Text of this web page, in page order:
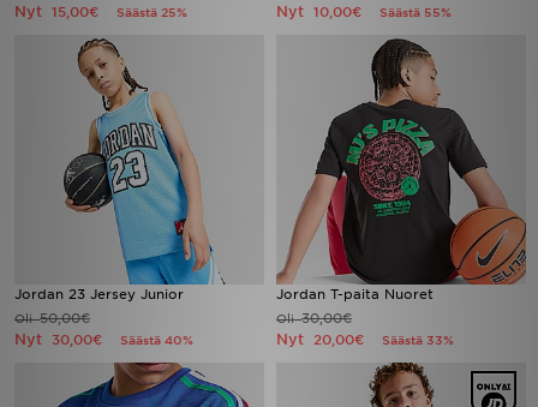
Nyt 15,00€ Säästä 25% Nyt 10,00€ Säästä 55%
Jordan 23 Jersey Junior
Oli50,00€
Nyt 30,00€ Säästä 40%
Jordan T-paita Nuoret
Oli30,00€
Nyt 20,00€ Säästä 33%